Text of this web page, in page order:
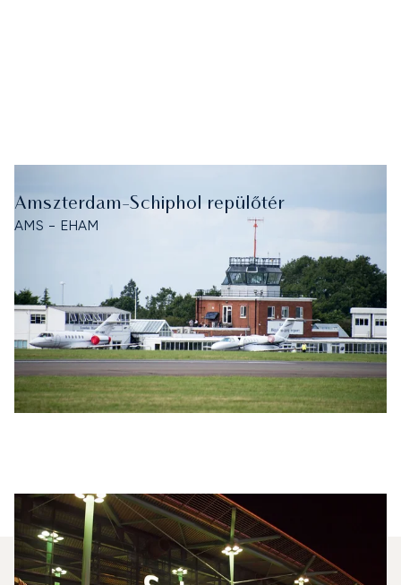
Amszterdam-Schiphol repülőtér
AMS - EHAM